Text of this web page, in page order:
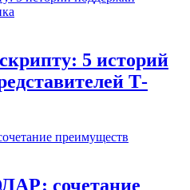
5 историй
Т-
сочетание